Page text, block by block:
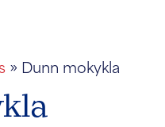
» Dunn mokykla